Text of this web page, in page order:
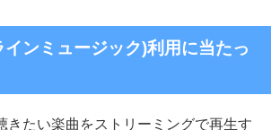
ンミュージック)利用に当たっ
きたい楽曲をストリーミングで再生す